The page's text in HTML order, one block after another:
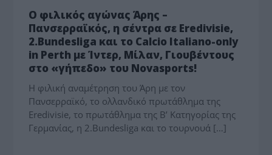
Ο φιλικός αγώνας Άρης –
Πανσερραϊκός, η σέντρα σε Eredivisie,
2.Bundesliga και το Calcio Italiano-only
in Perth με Ίντερ, Μίλαν, Γιουβέντους
στο «γήπεδο» του Novasports!
Η φιλική αναμέτρηση του Άρη με τον
Πανσερραϊκό, το ολλανδικό πρωτάθλημα της
Eredivisie, το πρωτάθλημα της Β’ Κατηγορίας της
Γερμανίας, η 2.Bundesliga και το τουρνουά […]